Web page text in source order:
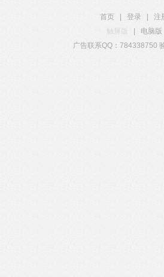
首页 登录
注
触屏版
电脑版
广告联系QQ：784338750